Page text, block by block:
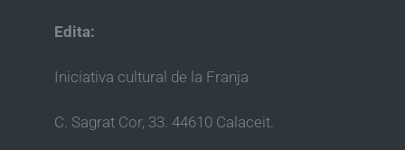
Edita:
Iniciativa cultural de la Franja
C. Sagrat Cor, 33. 44610 Calaceit.